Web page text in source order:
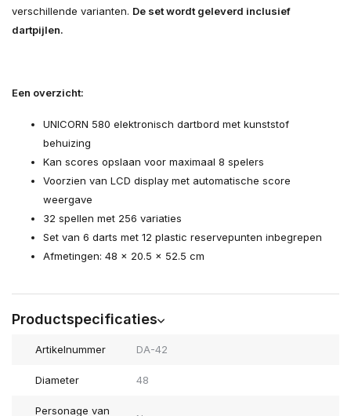
verschillende varianten. De set wordt geleverd inclusief
dartpijlen.
Een overzicht:
UNICORN 580 elektronisch dartbord met kunststof
behuizing
Kan scores opslaan voor maximaal 8 spelers
Voorzien van LCD display met automatische score
weergave
32 spellen met 256 variaties
Set van 6 darts met 12 plastic reservepunten inbegrepen
Afmetingen: 48 x 20.5 x 52.5 cm
Productspecificaties
Artikelnummer DA-42
Diameter 48
Personage van